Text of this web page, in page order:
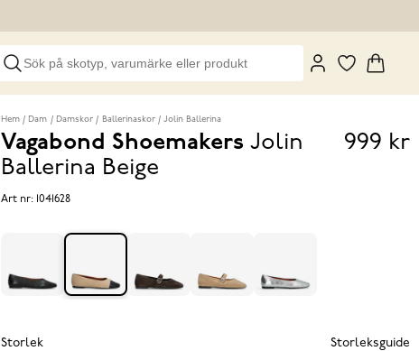
Hem Dam Damskor Ballerinaskor Jolin Ballerina
Vagabond Shoemakers Jolin
Ballerina Beige
Pris
999 kr
Art nr: 1041628
Storlek Storleksguide